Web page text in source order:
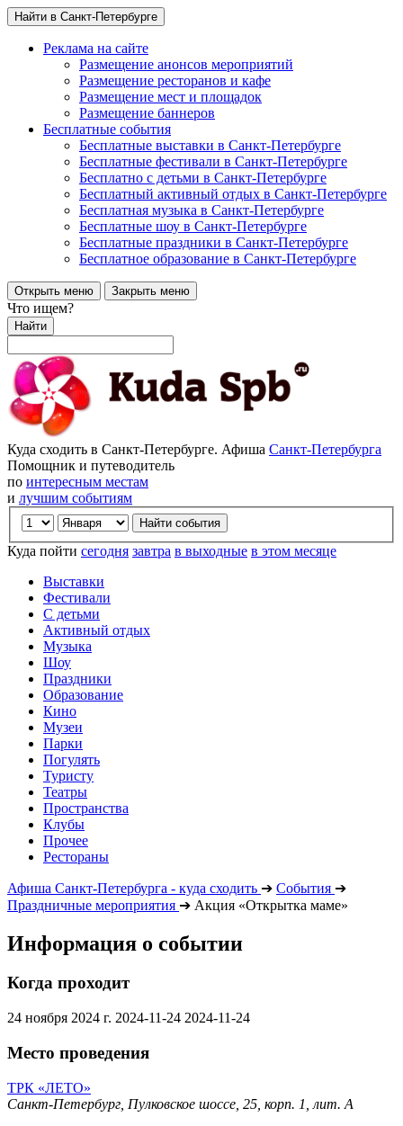
Найти в Санкт-Петербурге
Реклама на сайте
Размещение анонсов мероприятий
Размещение ресторанов и кафе
Размещение мест и площадок
Размещение баннеров
Бесплатные события
Бесплатные выставки в Санкт-Петербурге
Бесплатные фестивали в Санкт-Петербурге
Бесплатно с детьми в Санкт-Петербурге
Бесплатный активный отдых в Санкт-Петербурге
Бесплатная музыка в Санкт-Петербурге
Бесплатные шоу в Санкт-Петербурге
Бесплатные праздники в Санкт-Петербурге
Бесплатное образование в Санкт-Петербурге
Открыть меню Закрыть меню
Что ищем?
Найти
Куда сходить в Санкт-Петербурге. Афиша Санкт-Петербурга
Помощник и путеводитель
по интересным местам
и лучшим событиям
Куда пойти сегодня завтра в выходные в этом месяце
Выставки
Фестивали
С детьми
Активный отдых
Музыка
Шоу
Праздники
Образование
Кино
Музеи
Парки
Погулять
Туристу
Театры
Пространства
Клубы
Прочее
Рестораны
Афиша Санкт-Петербурга - куда сходить ➔ События ➔
Праздничные мероприятия ➔ Акция «Открытка маме»
Информация о событии
Когда проходит
24 ноября 2024 г. 2024-11-24 2024-11-24
Место проведения
ТРК «ЛЕТО»
Санкт-Петербург, Пулковское шоссе, 25, корп. 1, лит. А